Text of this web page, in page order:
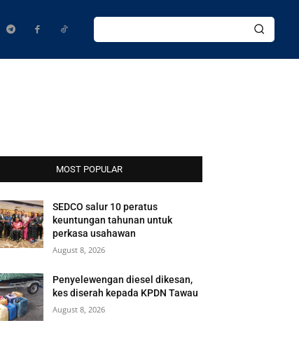
MOST POPULAR
SEDCO salur 10 peratus
keuntungan tahunan untuk
perkasa usahawan
August 8, 2026
Penyelewengan diesel dikesan,
kes diserah kepada KPDN Tawau
August 8, 2026